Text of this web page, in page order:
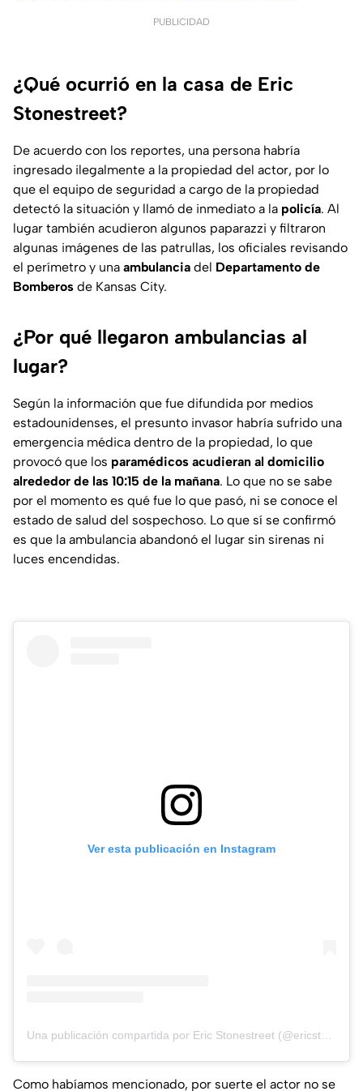
PUBLICIDAD
¿Qué ocurrió en la casa de Eric
Stonestreet?
De acuerdo con los reportes, una persona habría
ingresado ilegalmente a la propiedad del actor, por lo
que el equipo de seguridad a cargo de la propiedad
detectó la situación y llamó de inmediato a la policía. Al
lugar también acudieron algunos paparazzi y filtraron
algunas imágenes de las patrullas, los oficiales revisando
el perímetro y una ambulancia del Departamento de
Bomberos de Kansas City.
¿Por qué llegaron ambulancias al
lugar?
Según la información que fue difundida por medios
estadounidenses, el presunto invasor habría sufrido una
emergencia médica dentro de la propiedad, lo que
provocó que los paramédicos acudieran al domicilio
alrededor de las 10:15 de la mañana. Lo que no se sabe
por el momento es qué fue lo que pasó, ni se conoce el
estado de salud del sospechoso. Lo que sí se confirmó
es que la ambulancia abandonó el lugar sin sirenas ni
luces encendidas.
Ver esta publicación en Instagram
Como habíamos mencionado, por suerte el actor no se